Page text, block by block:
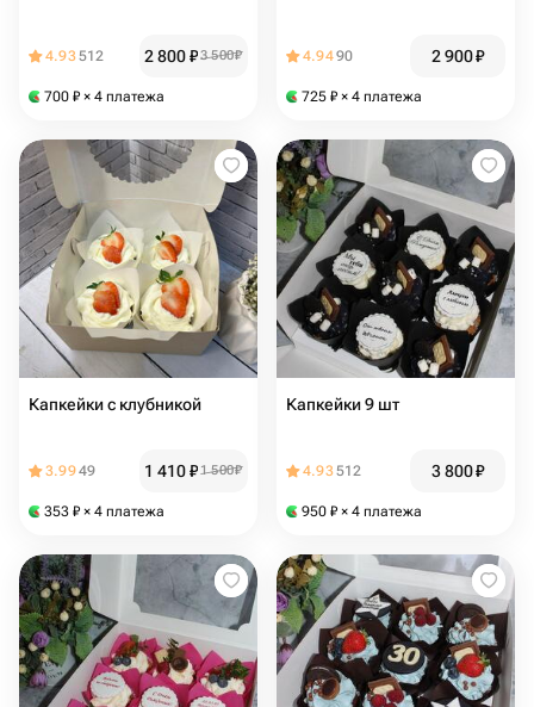
4.93512 2 800₽3 500₽
700 ₽ × 4 платежа
4.9490 2 900₽
725 ₽ × 4 платежа
Капкейки с клубникой
3.9949 1 410₽1 500₽
353 ₽ × 4 платежа
Капкейки 9 шт
4.93512 3 800₽
950 ₽ × 4 платежа